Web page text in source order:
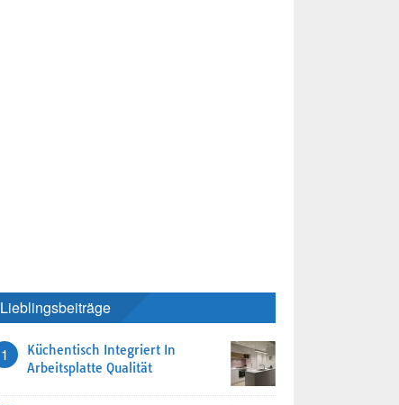
Lieblingsbeiträge
1
Küchentisch Integriert In
Arbeitsplatte Qualität